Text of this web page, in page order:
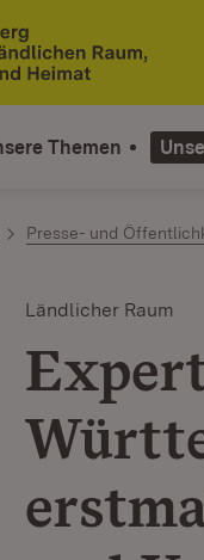
Themen
Presse- und
Ländlicher Raum